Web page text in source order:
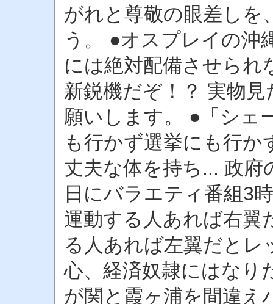
がれと尊敬の眼差しを
う。 ●オスプレイの沖
には絶対配備させられ
新鋭機だぞ！？ 実物
願いします。 ●「シェ
も行かず選挙にも行
丈夫な体を持ち... 政
日にバラエティ番組3
運動する人あれば右翼
る人あれば左翼だとレ
心、経済奴隷にはな
が関と霞ヶ浦を間違